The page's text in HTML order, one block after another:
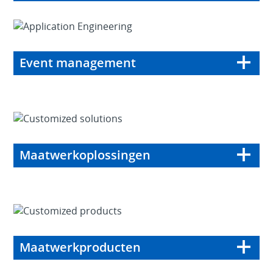
Event management
Maatwerkoplossingen
Maatwerkproducten